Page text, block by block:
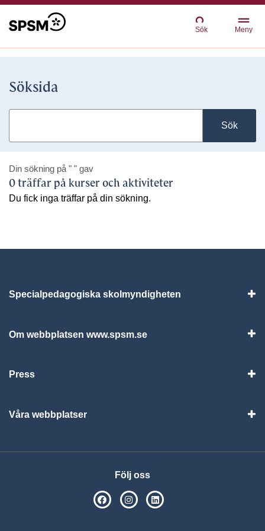
Sök Meny
Söksida
Sök
Din sökning på " " gav
0 träffar på kurser och aktiviteter
Du fick inga träffar på din sökning.
Specialpedagogiska skolmyndigheten
Om webbplatsen www.spsm.se
Press
Våra webbplatser
Följ oss
SPSM på Facebook
SPSM på Instagram